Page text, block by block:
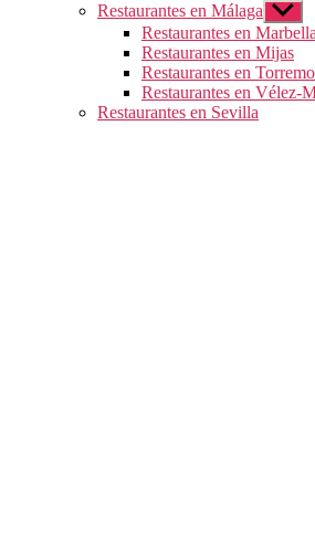
Restaurantes en Málaga Mostrar
el
Restaurantes en Marbella
Restaurantes en Mijas
Restaurantes en
Restaurantes en Vélez-
Restaurantes en Sevilla